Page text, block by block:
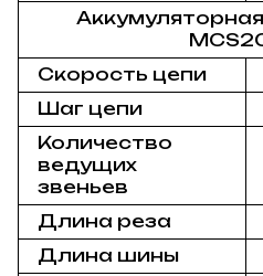
Скорость цепи
Шаг цепи
Количество
ведущих
звеньев
Длина реза
Длина шины